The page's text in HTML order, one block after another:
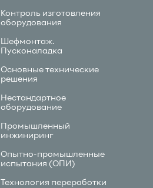
Контроль изготовления
оборудования
Шефмонтаж.
Пусконаладка
Основные технические
решения
Нестандартное
оборудование
Промышленный
инжиниринг
Опытно-промышленные
испытания (ОПИ)
Технология переработки